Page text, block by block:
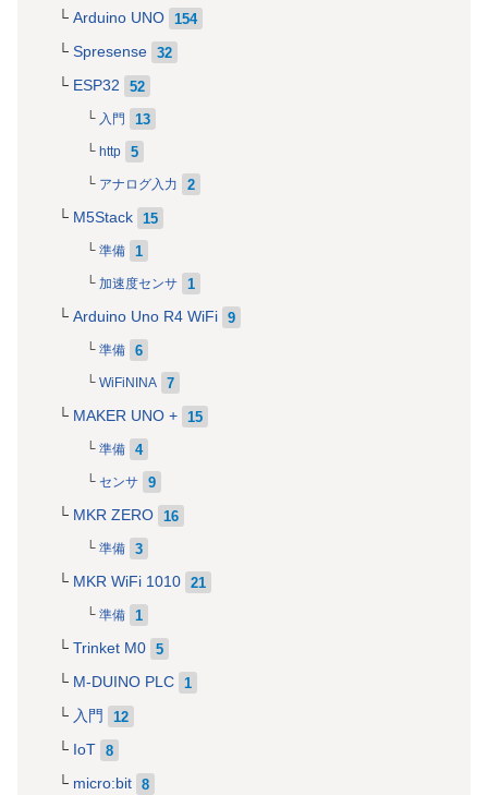
Arduino UNO 154
Spresense 32
ESP32 52
入門 13
http 5
アナログ入力 2
M5Stack 15
準備 1
加速度センサ 1
Arduino Uno R4 WiFi 9
準備 6
WiFiNINA 7
MAKER UNO + 15
準備 4
センサ 9
MKR ZERO 16
準備 3
MKR WiFi 1010 21
準備 1
Trinket M0 5
M-DUINO PLC 1
入門 12
IoT 8
micro:bit 8